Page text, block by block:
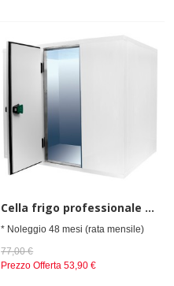
Cella frigo professionale da spessore 80 mm,senza gruppo refrigerante h=2010 mm, 2400x1200 mm
* Noleggio 48 mesi (rata mensile)
77,00 €
Prezzo Offerta 53,90 €